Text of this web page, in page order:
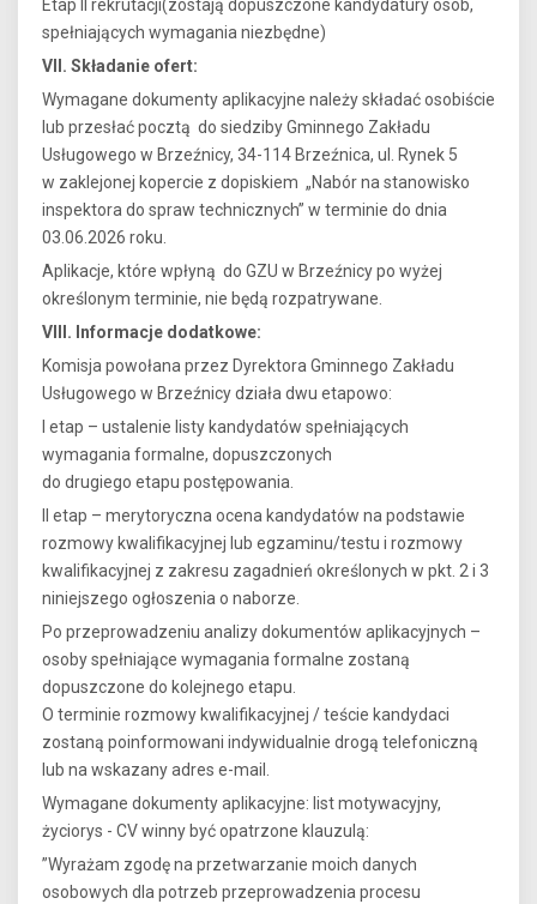
Etap II rekrutacji(zostają dopuszczone kandydatury osób,
spełniających wymagania niezbędne)
VII. Składanie ofert:
Wymagane dokumenty aplikacyjne należy składać osobiście
lub przesłać pocztą do siedziby Gminnego Zakładu
Usługowego w Brzeźnicy, 34-114 Brzeźnica, ul. Rynek 5
w zaklejonej kopercie z dopiskiem „Nabór na stanowisko
inspektora do spraw technicznych” w terminie do dnia
03.06.2026 roku.
Aplikacje, które wpłyną do GZU w Brzeźnicy po wyżej
określonym terminie, nie będą rozpatrywane.
VIII. Informacje dodatkowe:
Komisja powołana przez Dyrektora Gminnego Zakładu
Usługowego w Brzeźnicy działa dwu etapowo:
I etap – ustalenie listy kandydatów spełniających
wymagania formalne, dopuszczonych
do drugiego etapu postępowania.
II etap – merytoryczna ocena kandydatów na podstawie
rozmowy kwalifikacyjnej lub egzaminu/testu i rozmowy
kwalifikacyjnej z zakresu zagadnień określonych w pkt. 2 i 3
niniejszego ogłoszenia o naborze.
Po przeprowadzeniu analizy dokumentów aplikacyjnych –
osoby spełniające wymagania formalne zostaną
dopuszczone do kolejnego etapu.
O terminie rozmowy kwalifikacyjnej / teście kandydaci
zostaną poinformowani indywidualnie drogą telefoniczną
lub na wskazany adres e-mail.
Wymagane dokumenty aplikacyjne: list motywacyjny,
życiorys - CV winny być opatrzone klauzulą:
”Wyrażam zgodę na przetwarzanie moich danych
osobowych dla potrzeb przeprowadzenia procesu